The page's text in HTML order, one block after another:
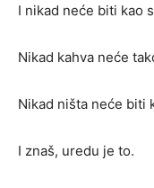
I nikad neće biti kao
Nikad kahva neće
Nikad ništa neće biti
I znaš, uredu je to.